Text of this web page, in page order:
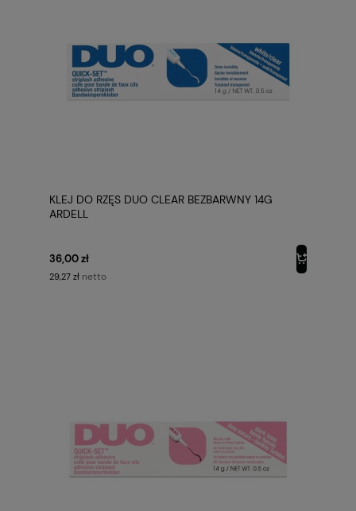
KLEJ DO RZĘS DUO CLEAR BEZBARWNY 14G
ARDELL
36,00 zł
29,27 zł netto